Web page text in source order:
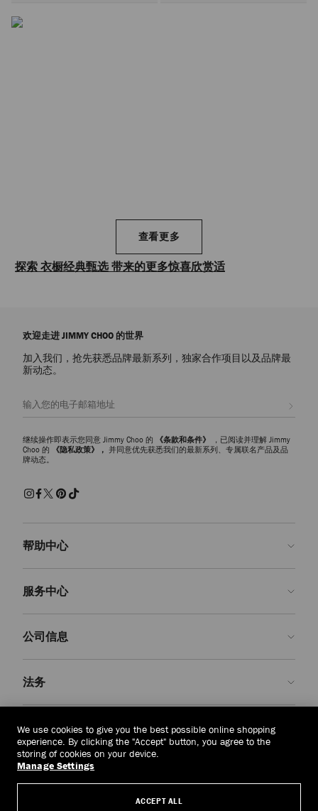
查看更多
探索 衣橱经典甄选 带来的更多惊喜欣赏适
作品焕然一新。 这些单品散发永恒魅力，已成为 Jimmy Choo 的经
典杰作。
欢迎走进 JIMMY CHOO 的世界
加入我们，抢先获悉品牌最新系列，独家合作项目以及品牌最
新动态。
继续操作即表示您同意 Jimmy Choo 的 《条款和条件》
，已阅读并理解 Jimmy
Choo 的
《隐私政策》， 并同意优先获悉我们的最新系列、专属联名产品及品
牌动态。
帮助中心
常见问题解答
提交退货
送货
服务中心
定制服务
保修服务
公司信息
我们的历史
我们的影响与责任
我們的影響與責任
匠心工艺
法务
条款与条件
被遗忘权
主体访问请求表
老挝(HK$)
We use cookies to give you the best possible online shopping
experience. By clicking the "Accept" button, you agree to the
storing of cookies on your device.
Manage Settings
ACCEPT ALL